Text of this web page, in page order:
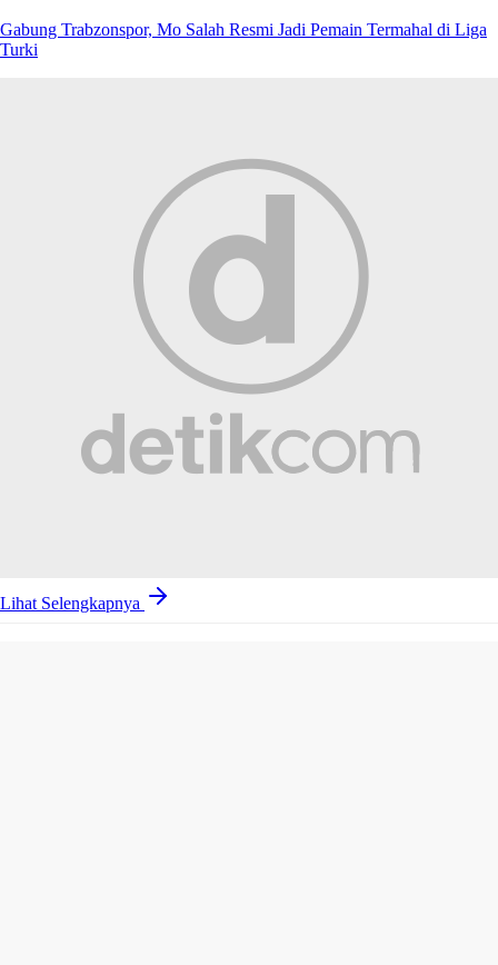
Gabung Trabzonspor, Mo Salah Resmi Jadi Pemain Termahal di Liga
Turki
Lihat Selengkapnya